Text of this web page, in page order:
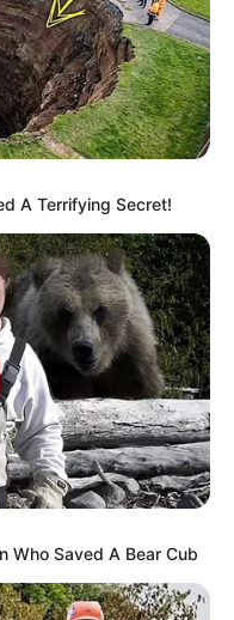
indiciada por falsificar
A Terrifying Secret!
Who Saved A Bear Cub